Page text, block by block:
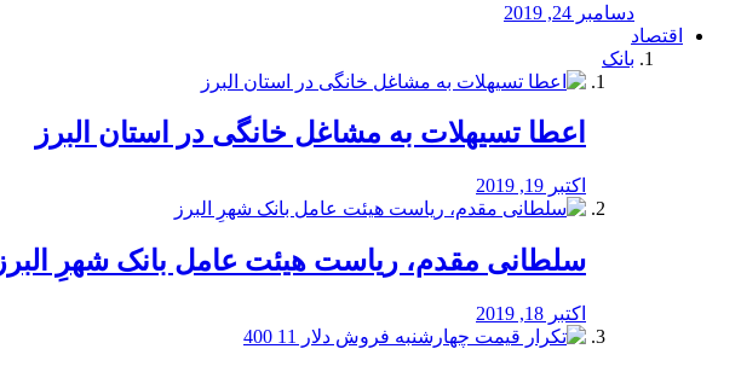
دسامبر 24, 2019
اقتصاد
بانک
️اعطا تسیهلات به مشاغل خانگی در استان البرز
اکتبر 19, 2019
سلطانی مقدم، ریاست هیئت عامل بانک شهرِ البرز
اکتبر 18, 2019